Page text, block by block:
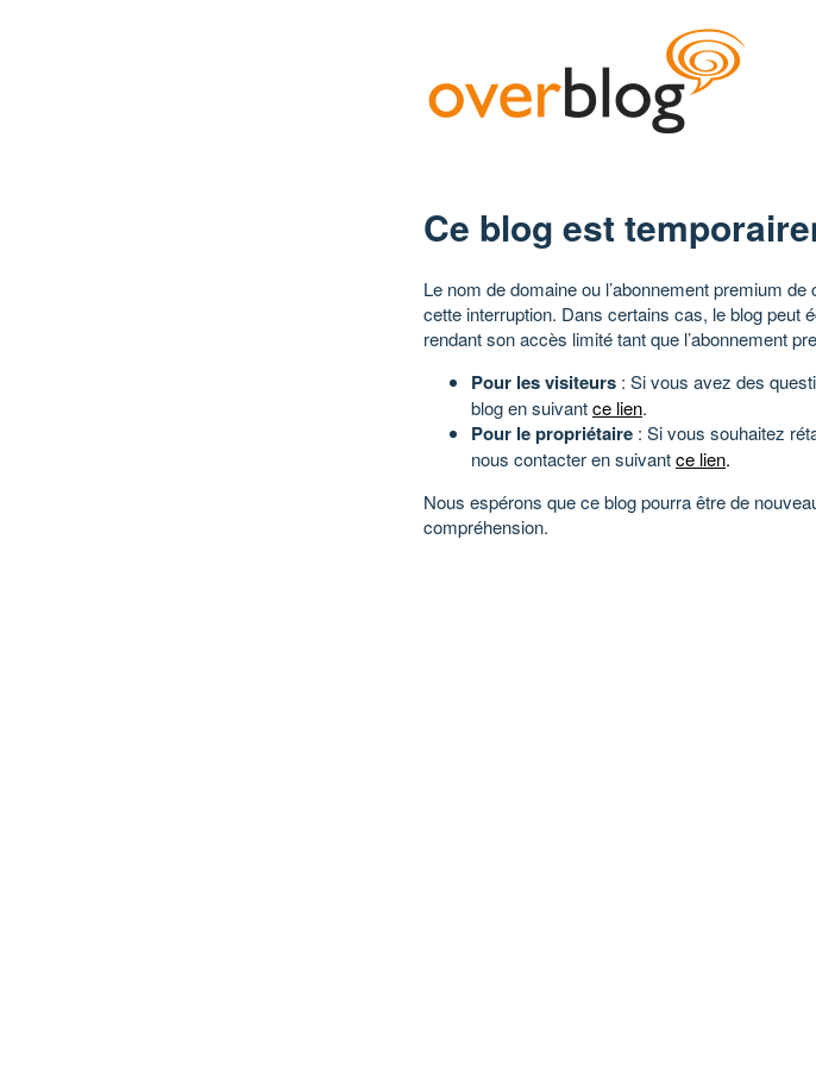
Ce blog est
Le nom de domaine ou l’abonnement premium
cette interruption. Dans certains cas, le blog peut
rendant son accès limité tant que l’abonnement
Pour les visiteurs : Si vous avez des
blog en suivantce lien.
Pour le propriétaire : Si vous souhaitez
nous contacter en suivantce lien.
Nous espérons que ce blog pourra être de
compréhension.